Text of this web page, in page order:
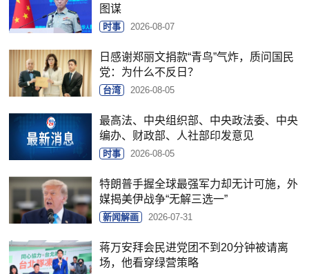
图谋
时事 2026-08-07
日感谢郑丽文捐款“青鸟”气炸，质问国民
党：为什么不反日？
台湾 2026-08-05
最高法、中央组织部、中央政法委、中央
编办、财政部、人社部印发意见
时事 2026-08-05
特朗普手握全球最强军力却无计可施，外
媒揭美伊战争“无解三选一”
新闻解画 2026-07-31
蒋万安拜会民进党团不到20分钟被请离
场，他看穿绿营策略